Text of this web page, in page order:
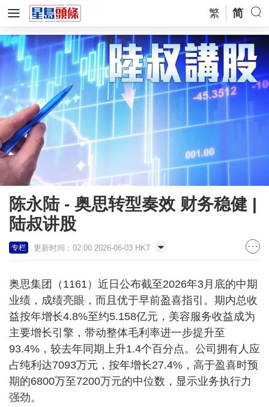
繁 简
陈永陆 - 奥思转型奏效 财务稳健 |
陆叔讲股
专栏 更新时间：02:00 2026-06-03 HKT
奥思集团（1161）近日公布截至2026年3月底的中期
业绩，成绩亮眼，而且优于早前盈喜指引。期内总收
益按年增长4.8%至约5.158亿元，美容服务收益成为
主要增长引擎，带动整体毛利率进一步提升至
93.4%，较去年同期上升1.4个百分点。公司拥有人应
占纯利达7093万元，按年增长27.4%，高于盈喜时预
期的6800万至7200万元的中位数，显示业务执行力
强劲。